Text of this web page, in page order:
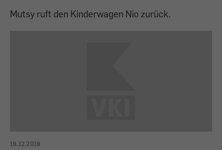
Mutsy ruft den Kinderwagen Nio zurück.
19.12.2019